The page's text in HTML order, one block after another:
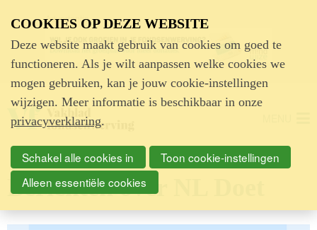
Advertentie
Berichten over NL Doet
COOKIES OP DEZE WEBSITE
Deze website maakt gebruik van cookies om goed te
functioneren. Als je wilt aanpassen welke cookies we
mogen gebruiken, kan je jouw cookie-instellingen
wijzigen. Meer informatie is beschikbaar in onze
privacyverklaring.
Schakel alle cookies in
Toon cookie-instellingen
Alleen essentiële cookies